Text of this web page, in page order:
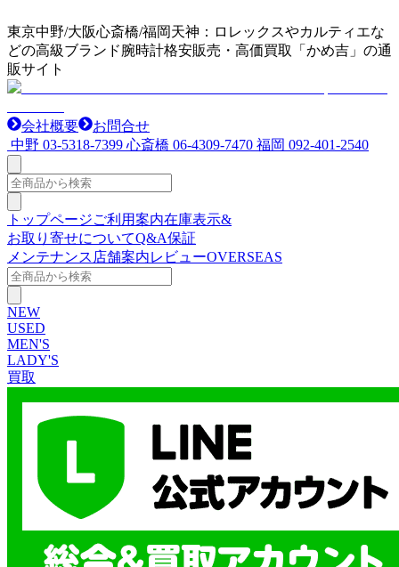
東京中野/大阪心斎橋/福岡天神：ロレックスやカルティエな
どの高級ブランド腕時計格安販売・高価買取「かめ吉」の通
販サイト
会社概要
お問合せ
中野 03-5318-7399 心斎橋 06-4309-7470 福岡 092-401-2540
トップページご利用案内在庫表示&
お取り寄せについてQ&A保証
メンテナンス 店舗案内レビューOVERSEAS
NEW
USED
MEN'S
LADY'S
買取